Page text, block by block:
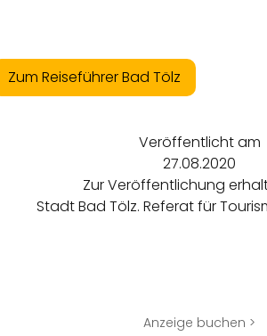
Zum Reiseführer Bad Tölz
Veröffentlicht am
27.08.2020
Zur Veröffentlichung
Stadt Bad Tölz. Referat für
Anzeige buchen >